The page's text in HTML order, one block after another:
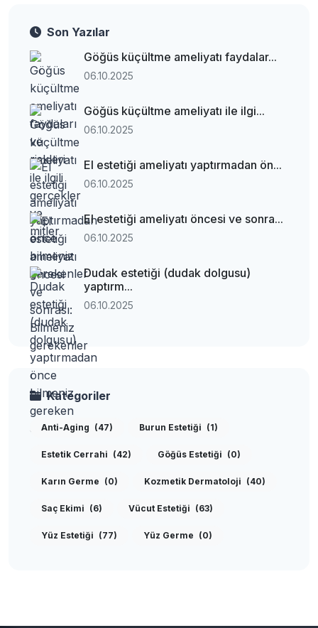
Son Yazılar
Göğüs küçültme ameliyatı faydalar...
06.10.2025
Göğüs küçültme ameliyatı ile ilgi...
06.10.2025
El estetiği ameliyatı yaptırmadan ön...
06.10.2025
El estetiği ameliyatı öncesi ve sonra...
06.10.2025
Dudak estetiği (dudak dolgusu)
yaptırm...
06.10.2025
Kategoriler
Anti-Aging (47) Burun Estetiği (1)
Estetik Cerrahi (42) Göğüs Estetiği (0)
Karın Germe (0) Kozmetik Dermatoloji (40)
Saç Ekimi (6) Vücut Estetiği (63)
Yüz Estetiği (77) Yüz Germe (0)